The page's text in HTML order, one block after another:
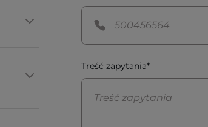
Treść zapytania*